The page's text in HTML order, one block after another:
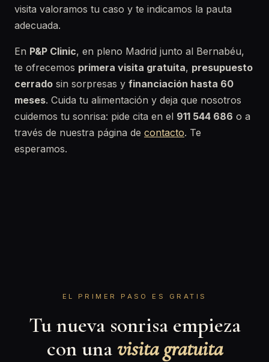
visita valoramos tu caso y te indicamos la pauta
adecuada.
En P&P Clinic, en pleno Madrid junto al Bernabéu,
te ofrecemos primera visita gratuita, presupuesto
cerrado sin sorpresas y financiación hasta 60
meses. Cuida tu alimentación y deja que nosotros
cuidemos tu sonrisa: pide cita en el 911 544 686 o a
través de nuestra página de contacto. Te
esperamos.
EL PRIMER PASO ES GRATIS
Tu nueva sonrisa empieza
con unavisita gratuita